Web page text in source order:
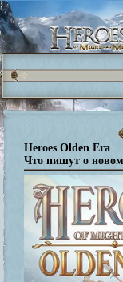
Heroes Olden Era
Что пишут о